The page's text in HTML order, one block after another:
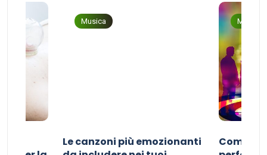
Musica
Le canzoni più emozionanti
Musica
Come